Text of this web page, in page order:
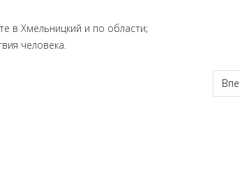
в Хмельницкий и по области;
человека.
перевод